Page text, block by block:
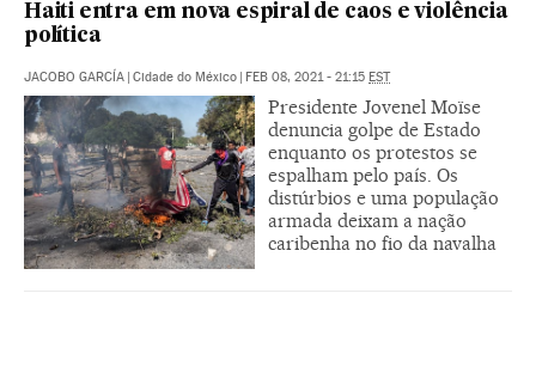
Haiti entra em nova espiral de caos e violência
política
JACOBO GARCÍA | Cidade do México | FEB 08, 2021 - 21:15 EST
Presidente Jovenel Moïse
denuncia golpe de Estado
enquanto os protestos se
espalham pelo país. Os
distúrbios e uma população
armada deixam a nação
caribenha no fio da navalha